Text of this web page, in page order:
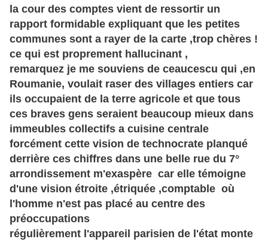
la cour des comptes vient de ressortir un
rapport formidable expliquant que les petites
communes sont a rayer de la carte ,trop chères !
ce qui est proprement hallucinant ,
remarquez je me souviens de ceaucescu qui ,en
Roumanie, voulait raser des villages entiers car
ils occupaient de la terre agricole et que tous
ces braves gens seraient beaucoup mieux dans
immeubles collectifs a cuisine centrale
forcément cette vision de technocrate planqué
derrière ces chiffres dans une belle rue du 7°
arrondissement m'exaspère car elle témoigne
d'une vision étroite ,étriquée ,comptable où
l'homme n'est pas placé au centre des
préoccupations
régulièrement l'appareil parisien de l'état monte